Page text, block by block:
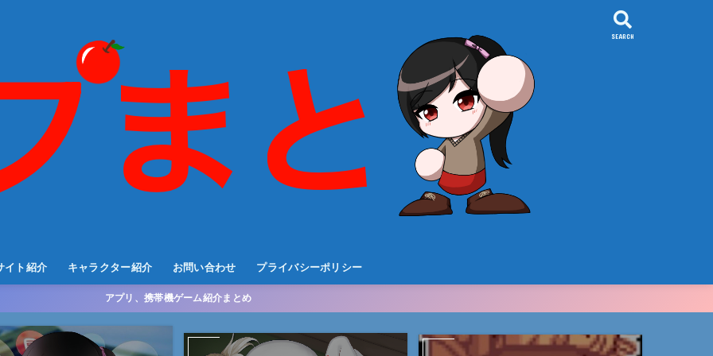
イト紹介 キャラクター紹介 お問い合わせ プライバシーポリシー
SEARCH
アプリ、携帯機ゲーム紹介まとめ